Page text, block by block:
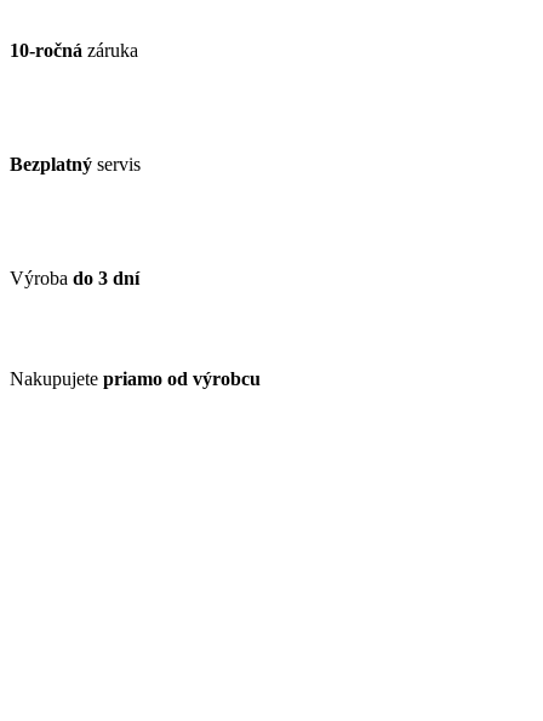
10-ročná záruka
Bezplatný servis
Výroba do 3 dní
Nakupujete priamo od výrobcu